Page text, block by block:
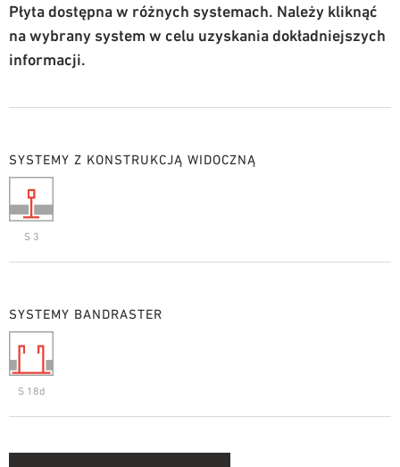
Płyta dostępna w różnych systemach. Należy kliknąć
na wybrany system w celu uzyskania dokładniejszych
informacji.
SYSTEMY Z KONSTRUKCJĄ WIDOCZNĄ
S 3
SYSTEMY BANDRASTER
S 18d